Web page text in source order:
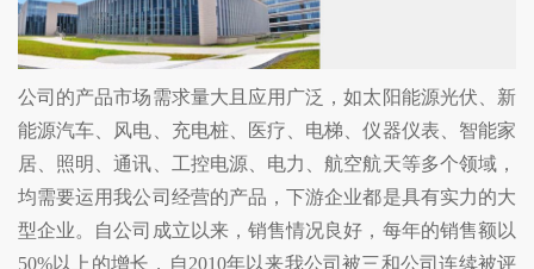
公司的产品市场需求量大且应用广泛，如太阳能源光伏、新
能源汽车、风电、充电桩、医疗、电梯、仪器仪表、智能家
居、照明、通讯、工控电源、电力、航空航天等多个领域，
均需要运用我公司经营的产品，下游企业都是具有实力的大
型企业。自公司成立以来，销售情况良好，每年的销售额以
50%以上的增长，自2010年以来我公司被三和公司连续被评